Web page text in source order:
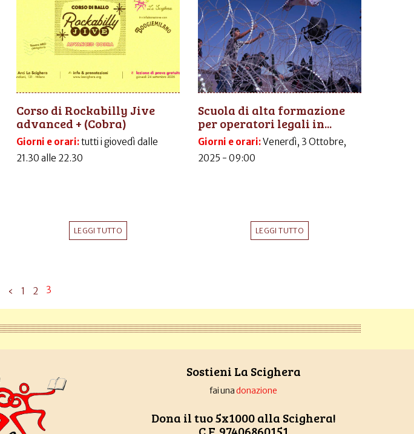
Corso di Rockabilly Jive
advanced + (Cobra)
Giorni e orari:tutti i giovedì dalle
21.30 alle 22.30
LEGGI TUTTO
Scuola di alta formazione
per operatori legali in...
Giorni e orari:Venerdì, 3 Ottobre,
2025 - 09:00
LEGGI TUTTO
‹ 1 2 3
Sostieni La Scighera
fai unadonazione
Dona il tuo 5x1000 alla Scighera!